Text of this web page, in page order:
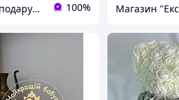
Світ подарунків 100%